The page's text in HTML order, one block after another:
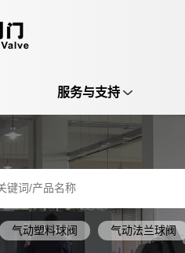
服务与支持
气动塑料球阀 气动法兰球阀